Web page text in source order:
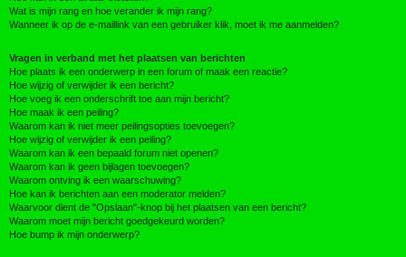
Wat is mijn rang en hoe verander ik mijn rang?
Wanneer ik op de e-maillink van een gebruiker klik, moet ik me aanmelden?
Vragen in verband met het plaatsen van berichten
Hoe plaats ik een onderwerp in een forum of maak een reactie?
Hoe wijzig of verwijder ik een bericht?
Hoe voeg ik een onderschrift toe aan mijn bericht?
Hoe maak ik een peiling?
Waarom kan ik niet meer peilingsopties toevoegen?
Hoe wijzig of verwijder ik een peiling?
Waarom kan ik een bepaald forum niet openen?
Waarom kan ik geen bijlagen toevoegen?
Waarom ontving ik een waarschuwing?
Hoe kan ik berichten aan een moderator melden?
Waarvoor dient de "Opslaan"-knop bij het plaatsen van een bericht?
Waarom moet mijn bericht goedgekeurd worden?
Hoe bump ik mijn onderwerp?